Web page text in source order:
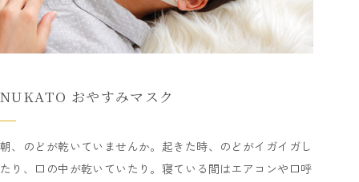
NUKATO おやすみマスク
朝、のどが乾いていませんか。起きた時、のどがイガイガし
たり、口の中が乾いていたり。寝ている間はエアコンや口呼